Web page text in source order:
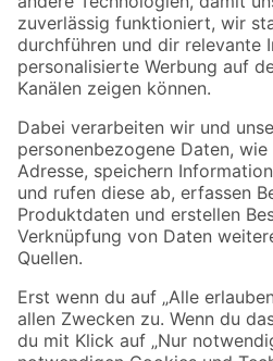
Folge uns
Zahlungsarten
Sicher einkaufen
Jetzt die toom-App herunterladen